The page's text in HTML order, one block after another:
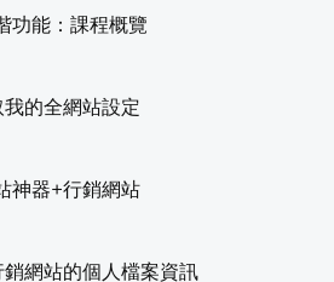
功能：課程概覽
的全網站設定
神器+行銷網站
網站的個人檔案資訊